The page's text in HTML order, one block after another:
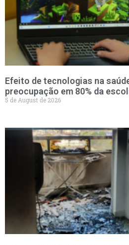
Efeito de tecnologias na
preocupação em 80% da
5 de August de 2026